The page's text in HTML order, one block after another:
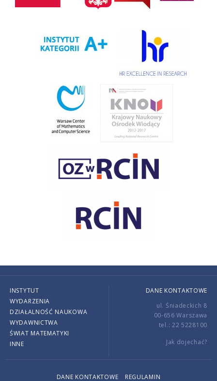
INSTYTUT
WYDARZENIA
DZIAŁALNOŚĆ NAUKOWA
WYDAWNICTWA
ŚWIAT MATEMATYKI
INNE
DANE KONTAKTOWE
ul. Śniadeckich 8
00-656 Warszawa
tel.: 22 5228100
Jak dojechać?
DANE KONTAKTOWE REGULAMIN